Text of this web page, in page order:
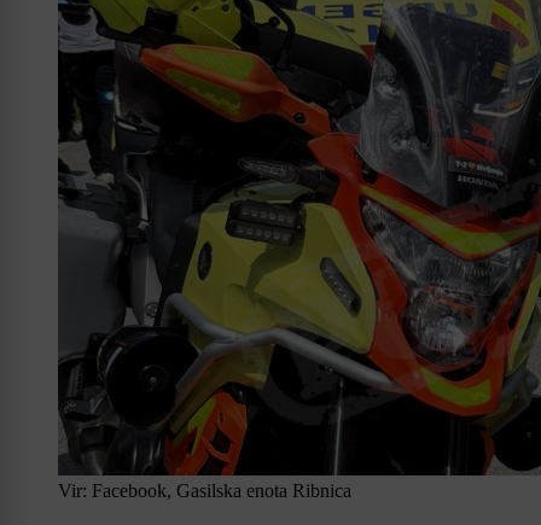
Vir: Facebook, Gasilska enota Ribnica